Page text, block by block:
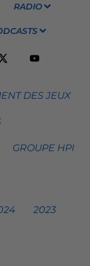
RADIO
DES JEUX
GROUPE HPI
2023